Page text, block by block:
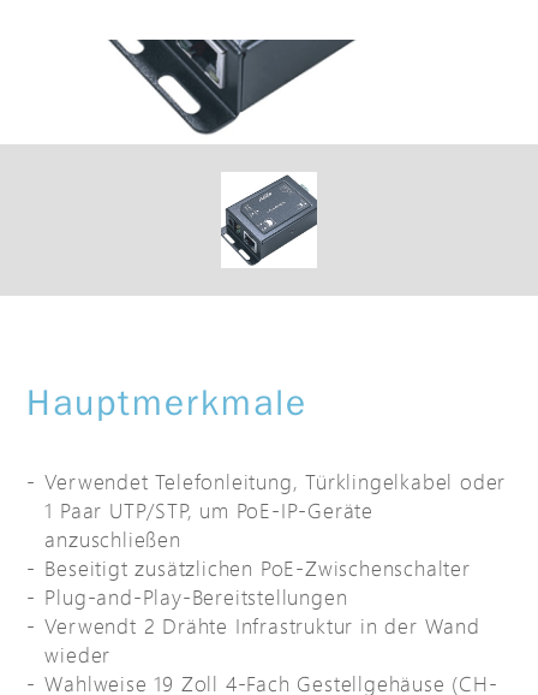
Hauptmerkmale
Verwendet Telefonleitung, Türklingelkabel oder
1 Paar UTP/STP, um PoE-IP-Geräte
anzuschließen
Beseitigt zusätzlichen PoE-Zwischenschalter
Plug-and-Play-Bereitstellungen
Verwendt 2 Drähte Infrastruktur in der Wand
wieder
Wahlweise 19 Zoll 4-Fach Gestellgehäuse (CH-